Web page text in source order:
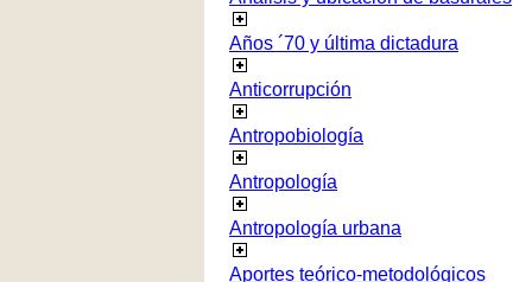
Años ´70 y última dictadura
Anticorrupción
Antropobiología
Antropología
Antropología urbana
Aportes teórico-metodológicos